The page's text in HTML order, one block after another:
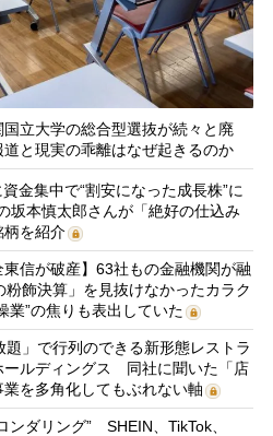
立大学の総合型選抜が続々と廃
と現実の乖離はなぜ起きるのか
金集中で“割安になった成長株”に
本慎太郎さんが「絶好の仕込み
柄を紹介
東信が破産】63社もの金融機関が融
飾決算」を見抜けなかったカラク
”の焦りも表出していた
題」で行列のできる新形態レストラ
ールディングス 同社に聞いた「店
を多角化してもぶれない軸
ンダリング” SHEIN、TikTok、